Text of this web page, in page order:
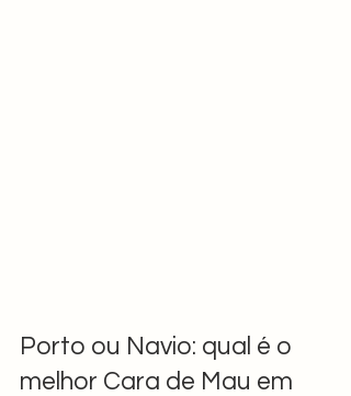
Porto ou Navio: qual é o
melhor Cara de Mau em